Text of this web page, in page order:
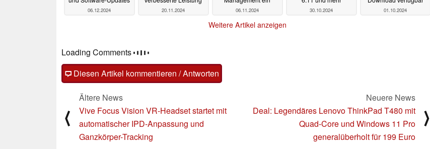
06.12.2024 20.11.2024 06.11.2024 30.10.2024 01.10.2024
Weitere Artikel anzeigen
Loading Comments
Diesen Artikel kommentieren / Antworten
⟨
Ältere News
Vive Focus Vision VR-Headset startet mit
automatischer IPD-Anpassung und
Ganzkörper-Tracking
Neuere News
Deal: Legendäres Lenovo ThinkPad T480 mit
Quad-Core und Windows 11 Pro
generalüberholt für 199 Euro
⟩